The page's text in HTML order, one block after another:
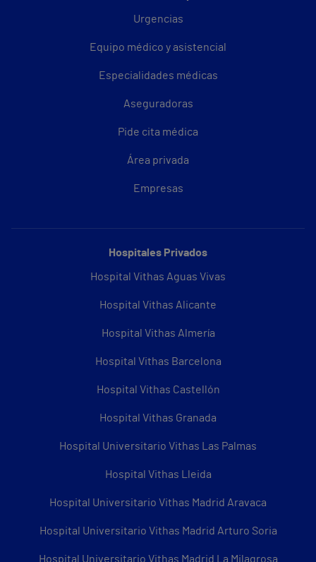
Urgencias
Equipo médico y asistencial
Especialidades médicas
Aseguradoras
Pide cita médica
Área privada
Empresas
Hospitales Privados
Hospital Vithas Aguas Vivas
Hospital Vithas Alicante
Hospital Vithas Almería
Hospital Vithas Barcelona
Hospital Vithas Castellón
Hospital Vithas Granada
Hospital Universitario Vithas Las Palmas
Hospital Vithas Lleida
Hospital Universitario Vithas Madrid Aravaca
Hospital Universitario Vithas Madrid Arturo Soria
Hospital Universitario Vithas Madrid La Milagrosa